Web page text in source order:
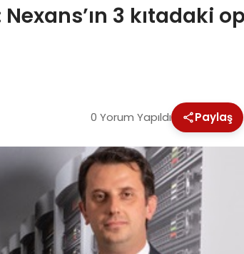
3 kıtadaki
0 Yorum Yapıldı Paylaş